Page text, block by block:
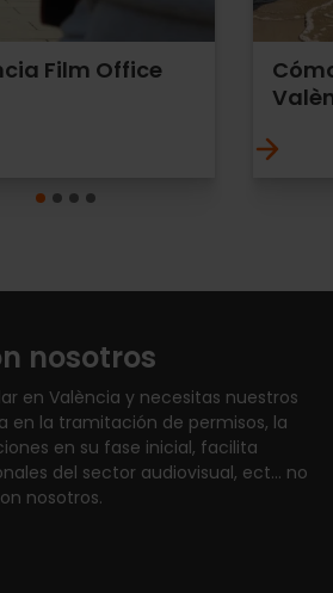
Film Office
nosotros
en València y necesitas nuestros
en la tramitación de permisos, la
en su fase inicial, facilita
del sector audiovisual, ect... no
nosotros.